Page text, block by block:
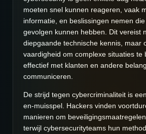
moeten snel kunnen reageren, vaak
informatie, en beslissingen nemen
gevolgen kunnen hebben. Dit vereist
diepgaande technische kennis, maar
vaardigheid om complexe situaties te
effectief met klanten en andere
communiceren.
De strijd tegen cybercriminaliteit is
en-muisspel. Hackers vinden
manieren om
terwijl cybersecurityteams hun